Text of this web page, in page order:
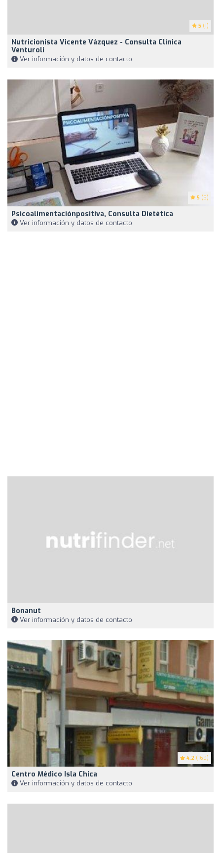
5 (1)
Nutricionista Vicente Vázquez - Consulta Clínica
Venturoli
Ver información y datos de contacto
5 (5)
Psicoalimentaciónpositiva, Consulta Dietética
Ver información y datos de contacto
Bonanut
Ver información y datos de contacto
4.2 (169)
Centro Médico Isla Chica
Ver información y datos de contacto